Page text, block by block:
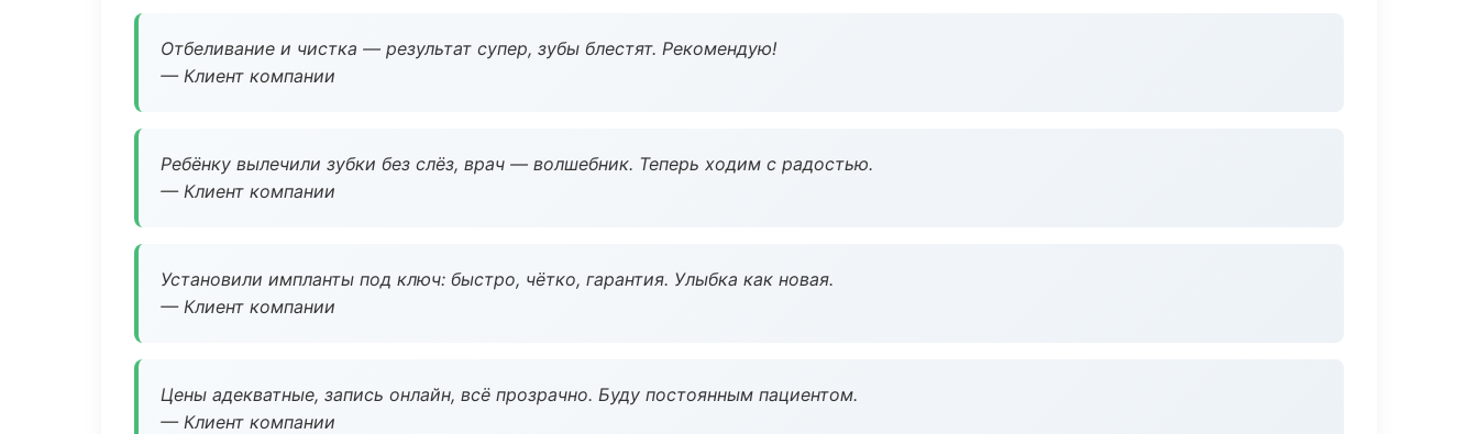
Отбеливание и чистка — результат супер, зубы блестят. Рекомендую!
— Клиент компании
Ребёнку вылечили зубки без слёз, врач — волшебник. Теперь ходим с радостью.
— Клиент компании
Установили импланты под ключ: быстро, чётко, гарантия. Улыбка как новая.
— Клиент компании
Цены адекватные, запись онлайн, всё прозрачно. Буду постоянным пациентом.
— Клиент компании